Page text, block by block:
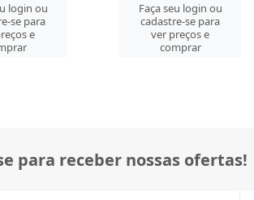
login ou
se para
e
Faça seu login ou
cadastre-se para
ver preços e
comprar
para receber nossas ofertas!